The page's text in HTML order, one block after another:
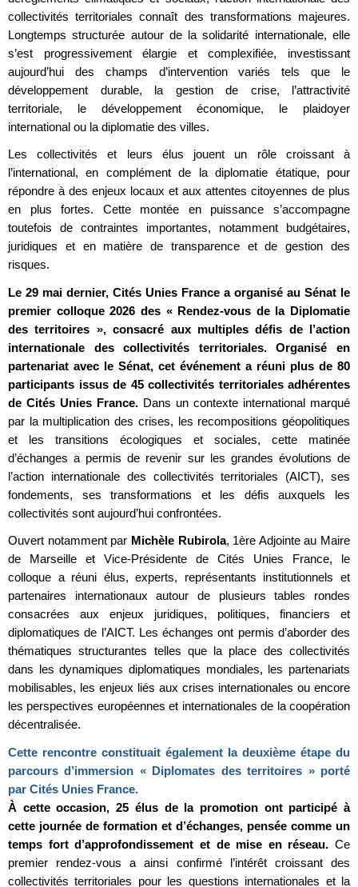
collectivités territoriales connaît des transformations majeures.
Longtemps structurée autour de la solidarité internationale, elle
s’est progressivement élargie et complexifiée, investissant
aujourd’hui des champs d’intervention variés tels que le
développement durable, la gestion de crise, l’attractivité
territoriale, le développement économique, le plaidoyer
international ou la diplomatie des villes.
Les collectivités et leurs élus jouent un rôle croissant à
l’international, en complément de la diplomatie étatique, pour
répondre à des enjeux locaux et aux attentes citoyennes de plus
en plus fortes. Cette montée en puissance s’accompagne
toutefois de contraintes importantes, notamment budgétaires,
juridiques et en matière de transparence et de gestion des
risques.
Le 29 mai dernier, Cités Unies France a organisé au Sénat le
premier colloque 2026 des « Rendez-vous de la Diplomatie
des territoires », consacré aux multiples défis de l’action
internationale des collectivités territoriales. Organisé en
partenariat avec le Sénat, cet événement a réuni plus de 80
participants issus de 45 collectivités territoriales adhérentes
de Cités Unies France. Dans un contexte international marqué
par la multiplication des crises, les recompositions géopolitiques
et les transitions écologiques et sociales, cette matinée
d’échanges a permis de revenir sur les grandes évolutions de
l’action internationale des collectivités territoriales (AICT), ses
fondements, ses transformations et les défis auxquels les
collectivités sont aujourd’hui confrontées.
Ouvert notamment par Michèle Rubirola, 1ère Adjointe au Maire
de Marseille et Vice-Présidente de Cités Unies France, le
colloque a réuni élus, experts, représentants institutionnels et
partenaires internationaux autour de plusieurs tables rondes
consacrées aux enjeux juridiques, politiques, financiers et
diplomatiques de l’AICT. Les échanges ont permis d’aborder des
thématiques structurantes telles que la place des collectivités
dans les dynamiques diplomatiques mondiales, les partenariats
mobilisables, les enjeux liés aux crises internationales ou encore
les perspectives européennes et internationales de la coopération
décentralisée.
Cette rencontre constituait également la deuxième étape du
parcours d’immersion « Diplomates des territoires » porté
par Cités Unies France.
À cette occasion, 25 élus de la promotion ont participé à
cette journée de formation et d’échanges, pensée comme un
temps fort d’approfondissement et de mise en réseau. Ce
premier rendez-vous a ainsi confirmé l’intérêt croissant des
collectivités territoriales pour les questions internationales et la